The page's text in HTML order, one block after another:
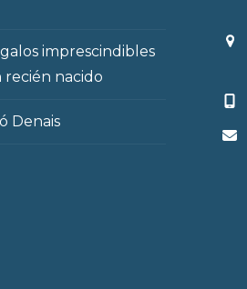
imprescindibles
recién nacido
Denais